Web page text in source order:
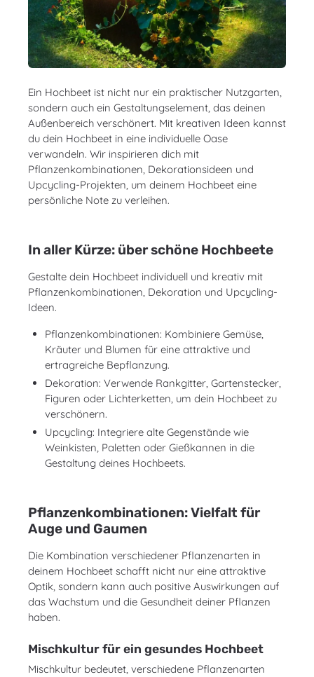
Ein Hochbeet ist nicht nur ein praktischer Nutzgarten,
sondern auch ein Gestaltungselement, das deinen
Außenbereich verschönert. Mit kreativen Ideen kannst
du dein Hochbeet in eine individuelle Oase
verwandeln. Wir inspirieren dich mit
Pflanzenkombinationen, Dekorationsideen und
Upcycling-Projekten, um deinem Hochbeet eine
persönliche Note zu verleihen.
In aller Kürze: über schöne Hochbeete
Gestalte dein Hochbeet individuell und kreativ mit
Pflanzenkombinationen, Dekoration und Upcycling-
Ideen.
Pflanzenkombinationen: Kombiniere Gemüse,
Kräuter und Blumen für eine attraktive und
ertragreiche Bepflanzung.
Dekoration: Verwende Rankgitter, Gartenstecker,
Figuren oder Lichterketten, um dein Hochbeet zu
verschönern.
Upcycling: Integriere alte Gegenstände wie
Weinkisten, Paletten oder Gießkannen in die
Gestaltung deines Hochbeets.
Pflanzenkombinationen: Vielfalt für
Auge und Gaumen
Die Kombination verschiedener Pflanzenarten in
deinem Hochbeet schafft nicht nur eine attraktive
Optik, sondern kann auch positive Auswirkungen auf
das Wachstum und die Gesundheit deiner Pflanzen
haben.
Mischkultur für ein gesundes Hochbeet
Mischkultur bedeutet, verschiedene Pflanzenarten